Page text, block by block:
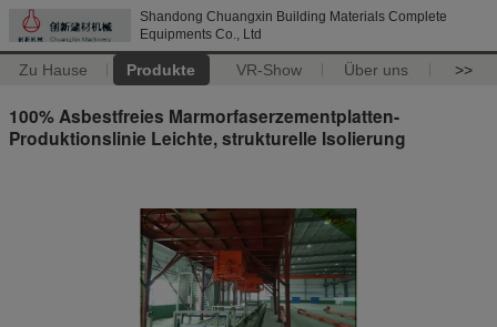
Shandong Chuangxin Building Materials Complete
Equipments Co., Ltd
Zu Hause Produkte VR-Show Über uns >>
100% Asbestfreies Marmorfaserzementplatten-
Produktionslinie Leichte, strukturelle Isolierung